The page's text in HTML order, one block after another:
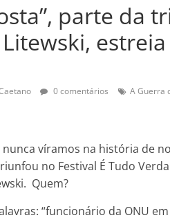
parte da
0 comentários A Guerra
víramos na história de
no Festival É Tudo
Quem?
“funcionário da ONU